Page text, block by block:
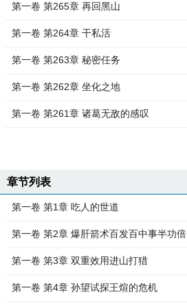
第一卷 第265章 再回黑山
第一卷 第264章 干私活
第一卷 第263章 秘密任务
第一卷 第262章 坐化之地
第一卷 第261章 诸葛无敌的感叹
章节列表
第一卷 第1章 吃人的世道
第一卷 第2章 爆肝箭术百发百中事半功倍
第一卷 第3章 双重效用进山打猎
第一卷 第4章 孙望试探王煊的危机